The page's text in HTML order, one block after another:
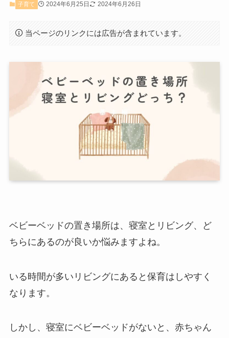
子育て 2024年6月25日 2024年6月26日
当ページのリンクには広告が含まれています。
ベビーベッドの置き場所は、寝室とリビング、ど
ちらにあるのが良いか悩みますよね。
いる時間が多いリビングにあると保育はしやすく
なります。
しかし、寝室にベビーベッドがないと、赤ちゃん